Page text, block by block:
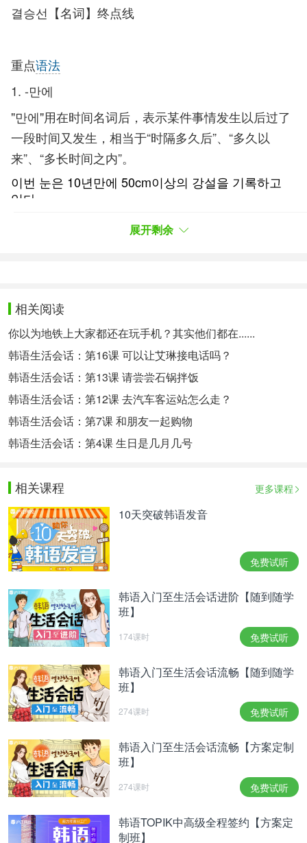
결승선【名词】终点线
重点语法
1. -만에
"만에"用在时间名词后，表示某件事情发生以后过了
一段时间又发生，相当于“时隔多久后”、“多久以
来”、“多长时间之内”。
이번 눈은 10년만에 50cm이상의 강설을 기록하고
있다.
서울을 비롯해서 작은 도시에서도 이 가요 테이프는
잘 팔린다.
这个歌碟不仅在首尔其他小城市也卖得不错。
相关阅读：
TWICE 新专辑成绩优秀，不断尝试不断成长
婑斌单曲回归《ME TIME》采访
本翻译为沪江韩语原创，禁止转载。
相关热点：申彗星
展开剩余
相关阅读
你以为地铁上大家都还在玩手机？其实他们都在......
韩语生活会话：第16课 可以让艾琳接电话吗？
韩语生活会话：第13课 请尝尝石锅拌饭
韩语生活会话：第12课 去汽车客运站怎么走？
韩语生活会话：第7课 和朋友一起购物
韩语生活会话：第4课 生日是几月几号
相关课程 更多课程
10天突破韩语发音
免费试听
韩语入门至生活会话进阶【随到随学
班】
174课时 免费试听
韩语入门至生活会话流畅【随到随学
班】
274课时 免费试听
韩语入门至生活会话流畅【方案定制
班】
274课时 免费试听
韩语TOPIK中高级全程签约【方案定
制班】